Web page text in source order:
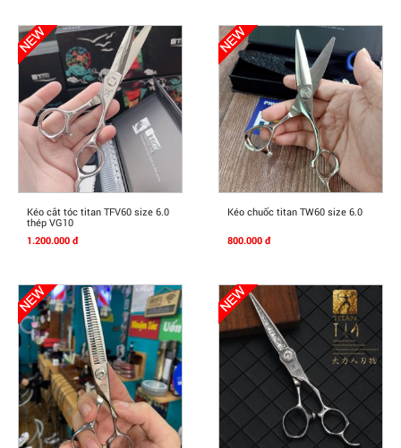
Mua Ngay
Kéo cắt tóc titan TFV60 size 6.0
thép VG10
1.200.000 đ
Mua Ngay
Kéo chuốc titan TW60 size 6.0
800.000 đ